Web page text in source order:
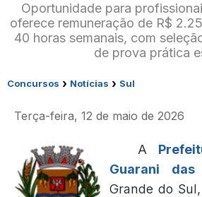
Oportunidade para
oferece remuneração de R$
40 horas semanais, com
de prova prática
Concursos › Notícias › Sul
Terça-feira, 12 de maio de 2026
A
Guarani das
Grande do